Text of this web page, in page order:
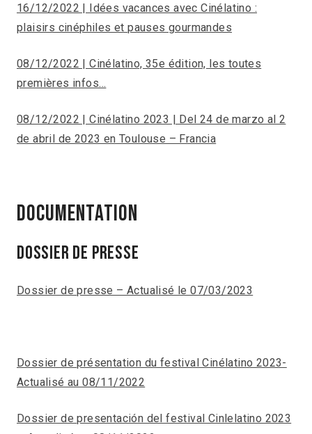
16/12/2022 | Idées vacances avec Cinélatino :
plaisirs cinéphiles et pauses gourmandes
08/12/2022 | Cinélatino, 35e édition, les toutes
premières infos…
08/12/2022 | Cinélatino 2023 | Del 24 de marzo al 2
de abril de 2023 en Toulouse – Francia
DOCUMENTATION
Dossier de prESSE
Dossier de presse – Actualisé le 07/03/2023
Dossier de présentation du festival Cinélatino 2023-
Actualisé au 08/11/2022
Dossier de presentación del festival Cinlelatino 2023